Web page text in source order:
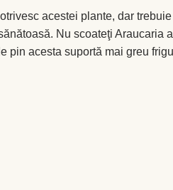
acestei plante, dar
Nu scoateţi Araucaria
pin acesta suportă mai greu